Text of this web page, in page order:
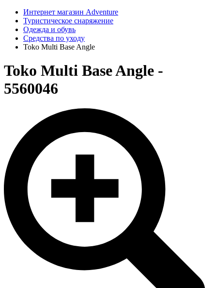
Интернет магазин Adventure
Туристическое снаряжение
Одежда и обувь
Средства по уходу
Toko Multi Base Angle
Toko Multi Base Angle -
5560046